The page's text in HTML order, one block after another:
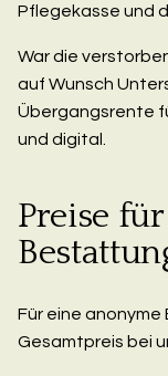
Pflegekasse und
War die
auf Wunsch
Übergangsrente
und digital.
Preise
Für eine
Gesamtpreis bei